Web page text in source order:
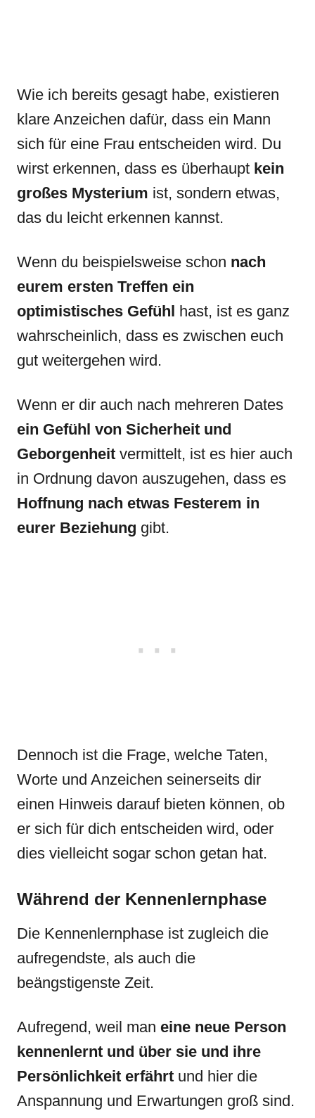
Wie ich bereits gesagt habe, existieren
klare Anzeichen dafür, dass ein Mann
sich für eine Frau entscheiden wird. Du
wirst erkennen, dass es überhaupt kein
großes Mysterium ist, sondern etwas,
das du leicht erkennen kannst.
Wenn du beispielsweise schon nach
eurem ersten Treffen ein
optimistisches Gefühl hast, ist es ganz
wahrscheinlich, dass es zwischen euch
gut weitergehen wird.
Wenn er dir auch nach mehreren Dates
ein Gefühl von Sicherheit und
Geborgenheit vermittelt, ist es hier auch
in Ordnung davon auszugehen, dass es
Hoffnung nach etwas Festerem in
eurer Beziehung gibt.
Dennoch ist die Frage, welche Taten,
Worte und Anzeichen seinerseits dir
einen Hinweis darauf bieten können, ob
er sich für dich entscheiden wird, oder
dies vielleicht sogar schon getan hat.
Während der Kennenlernphase
Die Kennenlernphase ist zugleich die
aufregendste, als auch die
beängstigenste Zeit.
Aufregend, weil man eine neue Person
kennenlernt und über sie und ihre
Persönlichkeit erfährt und hier die
Anspannung und Erwartungen groß sind.